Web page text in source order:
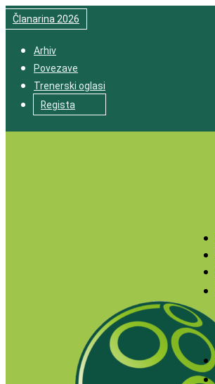
Članarina 2026
Arhiv
Povezave
Trenerski oglasi
Regista